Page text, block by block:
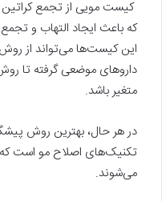
کیست مویی از تجمع
که باعث ایجاد التهاب و
این کیست‌ها می‌تواند از
داروهای موضعی گرفته تا
متغیر باشد.
در هر حال، بهترین روش
تکنیک‌های اصلاح مو است
می‌شوند.